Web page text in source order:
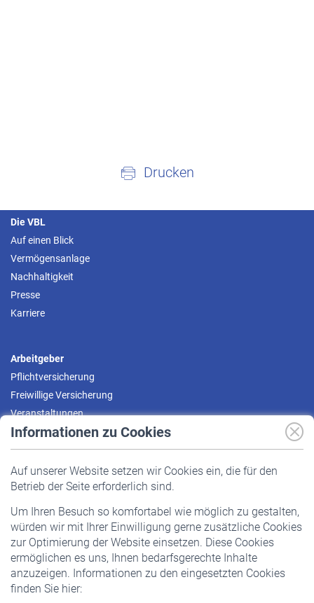
Informationen zu Cookies
Auf unserer Website setzen wir Cookies ein, die für den
Betrieb der Seite erforderlich sind.
Um Ihren Besuch so komfortabel wie möglich zu gestalten,
würden wir mit Ihrer Einwilligung gerne zusätzliche Cookies
zur Optimierung der Website einsetzen. Diese Cookies
ermöglichen es uns, Ihnen bedarfsgerechte Inhalte
anzuzeigen. Informationen zu den eingesetzten Cookies
finden Sie hier:
Drucken
Die VBL
Auf einen Blick
Vermögensanlage
Nachhaltigkeit
Presse
Karriere
Arbeitgeber
Pflichtversicherung
Freiwillige Versicherung
Veranstaltungen
Pflichtversicherung
Staatliche Förderung
Veranstaltungen
Rentner
Rentenbeginn